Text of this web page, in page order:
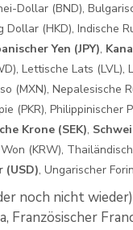
Dollar (BND),
Dollar (HKD), Indische
Yen (JPY),
Lettische Lats (LVL),
(MXN), Nepalesische
(PKR), Philippinischer
Krone (SEK),
(KRW),
(USD), Ungarischer
noch nicht
Französischer